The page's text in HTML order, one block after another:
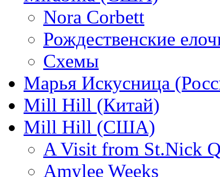
Nora Corbett
Рождественские
Схемы
Марья Искусница
Mill Hill (Китай)
Mill Hill (США)
A Visit from St.Nick
Amylee Weeks